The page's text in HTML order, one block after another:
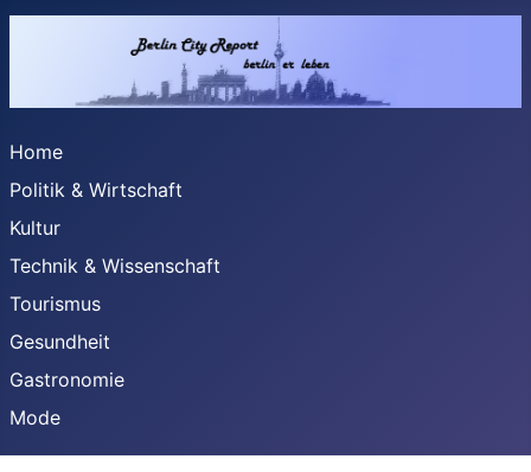
Home
Politik & Wirtschaft
Kultur
Technik & Wissenschaft
Tourismus
Gesundheit
Gastronomie
Mode